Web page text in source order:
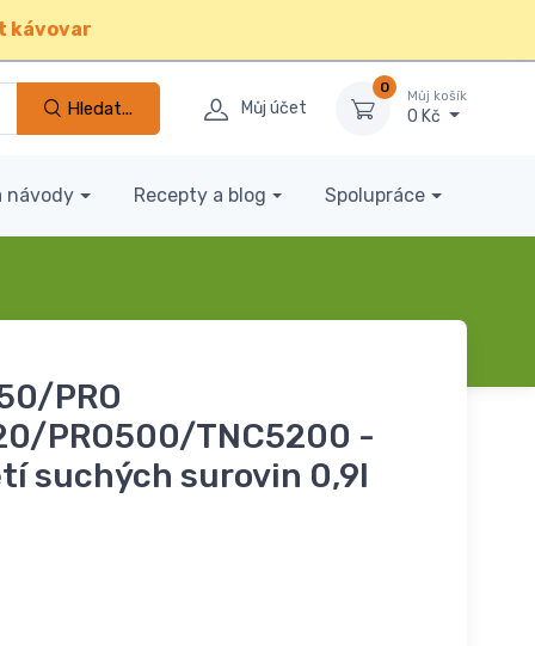
kávovar
Hledat... Můj účet
0
Můj košík
0 Kč
návody Recepty a blog Spolupráce
PRO
PRO500/TNC5200 -
suchých surovin 0,9l